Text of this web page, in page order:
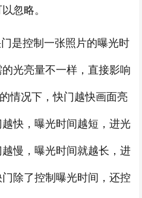
忽略。
控制一张照片的曝光时
光亮量不一样，直接影响
情况下，快门越快画面亮
快，曝光时间越短，进光
慢，曝光时间就越长，进
除了控制曝光时间，还控